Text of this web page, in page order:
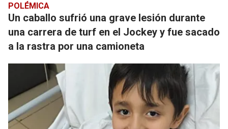
POLÉMICA
Un caballo sufrió una grave lesión durante
una carrera de turf en el Jockey y fue sacado
a la rastra por una camioneta